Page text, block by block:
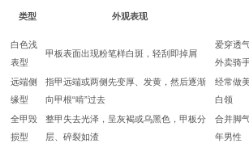
类型 外观表现
白色浅
表型
甲板表面出现粉笔样白斑，轻刮即掉屑
爱穿透
外卖骑
远端侧
缘型
指甲远端或两侧先变厚、发黄，然后逐渐
向甲根“啃”过去
经常做
白领
全甲毁
损型
整甲失去光泽，呈灰褐或乌黑色，甲板分
层、碎裂如渣
合并脚
年男性